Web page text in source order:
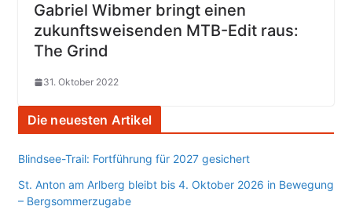
Gabriel Wibmer bringt einen
zukunftsweisenden MTB-Edit raus:
The Grind
31. Oktober 2022
Die neuesten Artikel
Blindsee-Trail: Fortführung für 2027 gesichert
St. Anton am Arlberg bleibt bis 4. Oktober 2026 in Bewegung
– Bergsommerzugabe